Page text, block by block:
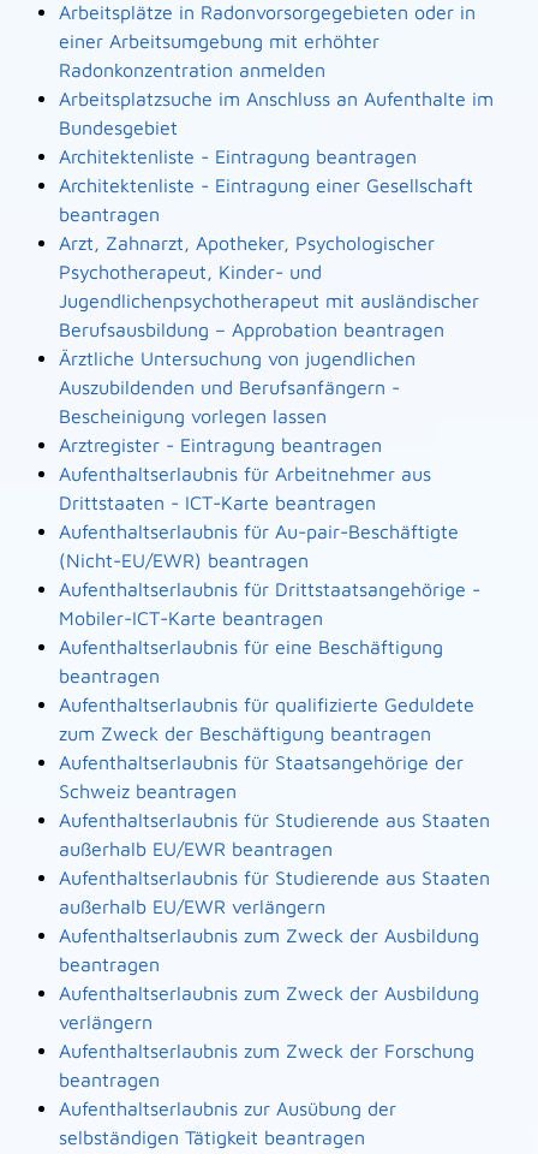
Arbeitsplätze in Radonvorsorgegebieten oder in
einer Arbeitsumgebung mit erhöhter
Radonkonzentration anmelden
Arbeitsplatzsuche im Anschluss an Aufenthalte im
Bundesgebiet
Architektenliste - Eintragung beantragen
Architektenliste - Eintragung einer Gesellschaft
beantragen
Arzt, Zahnarzt, Apotheker, Psychologischer
Psychotherapeut, Kinder- und
Jugendlichenpsychotherapeut mit ausländischer
Berufsausbildung – Approbation beantragen
Ärztliche Untersuchung von jugendlichen
Auszubildenden und Berufsanfängern -
Bescheinigung vorlegen lassen
Arztregister - Eintragung beantragen
Aufenthaltserlaubnis für Arbeitnehmer aus
Drittstaaten - ICT-Karte beantragen
Aufenthaltserlaubnis für Au-pair-Beschäftigte
(Nicht-EU/EWR) beantragen
Aufenthaltserlaubnis für Drittstaatsangehörige -
Mobiler-ICT-Karte beantragen
Aufenthaltserlaubnis für eine Beschäftigung
beantragen
Aufenthaltserlaubnis für qualifizierte Geduldete
zum Zweck der Beschäftigung beantragen
Aufenthaltserlaubnis für Staatsangehörige der
Schweiz beantragen
Aufenthaltserlaubnis für Studierende aus Staaten
außerhalb EU/EWR beantragen
Aufenthaltserlaubnis für Studierende aus Staaten
außerhalb EU/EWR verlängern
Aufenthaltserlaubnis zum Zweck der Ausbildung
beantragen
Aufenthaltserlaubnis zum Zweck der Ausbildung
verlängern
Aufenthaltserlaubnis zum Zweck der Forschung
beantragen
Aufenthaltserlaubnis zur Ausübung der
selbständigen Tätigkeit beantragen